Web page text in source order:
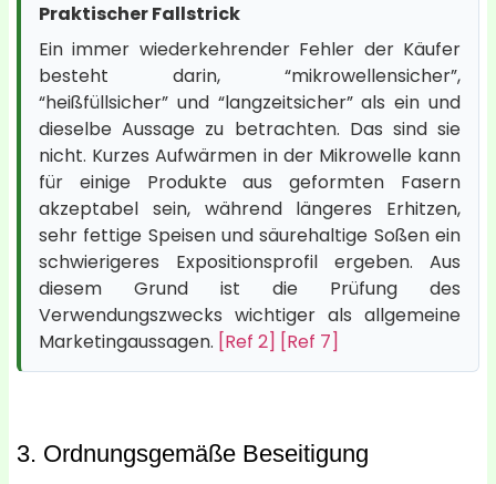
Praktischer Fallstrick
Ein immer wiederkehrender Fehler der Käufer
besteht darin, “mikrowellensicher”,
“heißfüllsicher” und “langzeitsicher” als ein und
dieselbe Aussage zu betrachten. Das sind sie
nicht. Kurzes Aufwärmen in der Mikrowelle kann
für einige Produkte aus geformten Fasern
akzeptabel sein, während längeres Erhitzen,
sehr fettige Speisen und säurehaltige Soßen ein
schwierigeres Expositionsprofil ergeben. Aus
diesem Grund ist die Prüfung des
Verwendungszwecks wichtiger als allgemeine
Marketingaussagen. [Ref 2] [Ref 7]
3. Ordnungsgemäße Beseitigung